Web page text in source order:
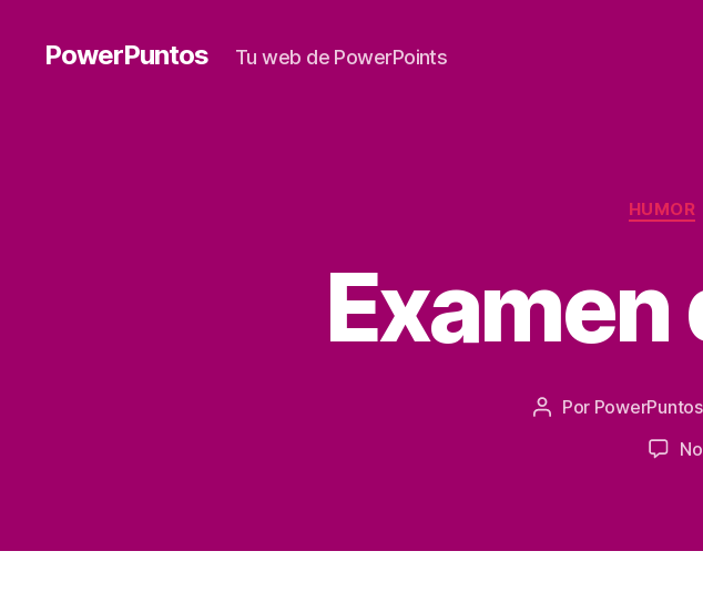
PowerPuntos Tu web de PowerPoints
HUMOR
Examen
Autor
Por PowerPuntos